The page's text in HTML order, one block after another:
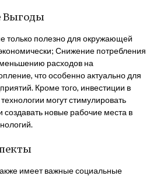
Выгоды
только полезно для окружающей
Снижение потребления
расходов на
что особенно актуально для
Кроме того, инвестиции в
могут стимулировать
создавать новые рабочие места в
имеет важные социальные